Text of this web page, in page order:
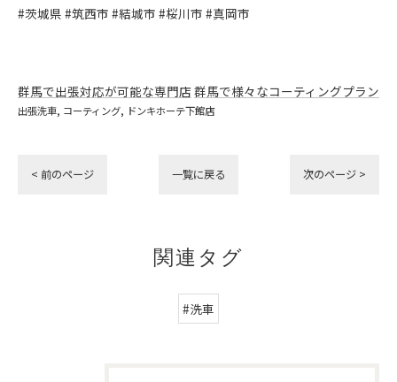
#茨城県 #筑西市 #結城市 #桜川市 #真岡市
群馬で出張対応が可能な専門店群馬で様々なコーティングプラン
出張洗車 コーティング ドンキホーテ下館店
< 前のページ 一覧に戻る 次のページ >
関連タグ
#洗車